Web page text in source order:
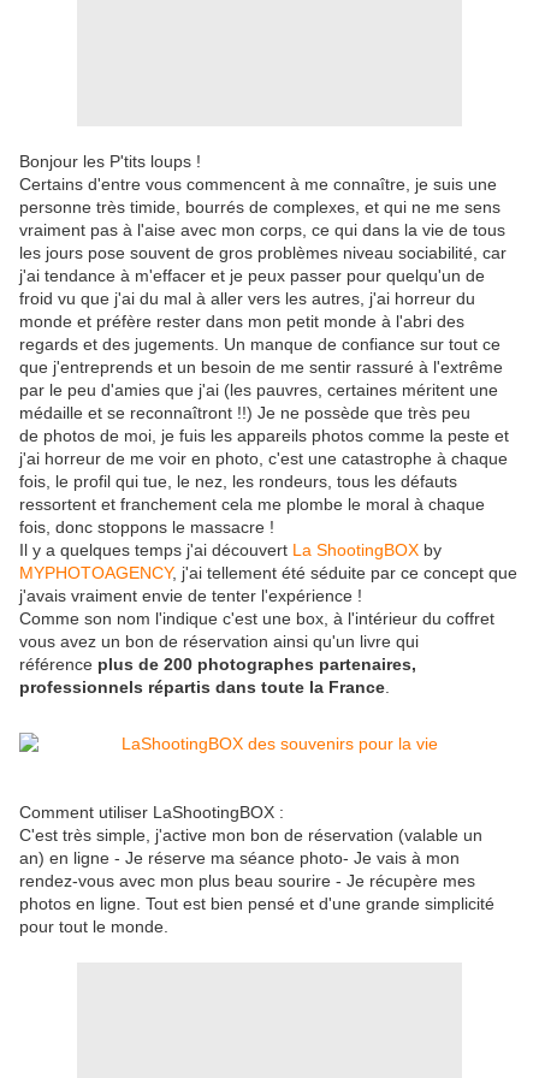
Bonjour les P'tits loups !
Certains d'entre vous commencent à me connaître, je suis une
personne très timide, bourrés de complexes, et qui ne me sens
vraiment pas à l'aise avec mon corps, ce qui dans la vie de tous
les jours pose souvent de gros problèmes niveau sociabilité, car
j'ai tendance à m'effacer et je peux passer pour quelqu'un de
froid vu que j'ai du mal à aller vers les autres, j'ai horreur du
monde et préfère rester dans mon petit monde à l'abri des
regards et des jugements. Un manque de confiance sur tout ce
que j'entreprends et un besoin de me sentir rassuré à l'extrême
par le peu d'amies que j'ai (les pauvres, certaines méritent une
médaille et se reconnaîtront !!) Je ne possède que très peu
de photos de moi, je fuis les appareils photos comme la peste et
j'ai horreur de me voir en photo, c'est une catastrophe à chaque
fois, le profil qui tue, le nez, les rondeurs, tous les défauts
ressortent et franchement cela me plombe le moral à chaque
fois, donc stoppons le massacre !
Il y a quelques temps j'ai découvert La ShootingBOX by
MYPHOTOAGENCY, j'ai tellement été séduite par ce concept que
j'avais vraiment envie de tenter l'expérience !
Comme son nom l'indique c'est une box, à l'intérieur du coffret
vous avez un bon de réservation ainsi qu'un livre qui
référence plus de 200 photographes partenaires,
professionnels répartis dans toute la France
Comment utiliser LaShootingBOX :
C'est très simple, j'active mon bon de réservation (valable un
an) en ligne - Je réserve ma séance photo- Je vais à mon
rendez-vous avec mon plus beau sourire - Je récupère mes
photos en ligne. Tout est bien pensé et d'une grande simplicité
pour tout le monde.